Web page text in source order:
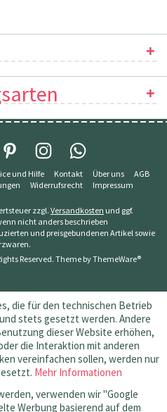
und Hilfe Kontakt Über uns
AGB
Widerrufsrecht Impressum
zzgl.Versandkosten und ggf.
nicht anders beschrieben
und preisgebundenen Artikel sowie
Reserved. Theme byThemeWare®
die für den technischen Betrieb
stets gesetzt werden. Andere
dieser Website erhöhen,
die Interaktion mit anderen
vereinfachen sollen, werden nur
Mehr Informationen
verwenden wir "Google
Werbung basierend auf dem